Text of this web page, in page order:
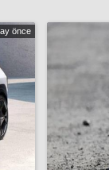
önce